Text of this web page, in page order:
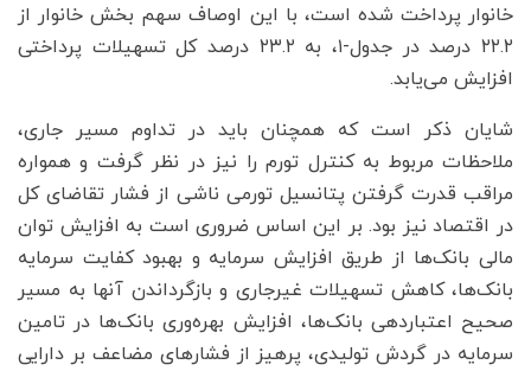
خانوار پرداخت شده است، با این اوصاف سهم بخش خانوار از
۲۲.۲ درصد در جدول‌-۱، به ۲۳.۲ درصد کل تسهیلات پرداختی
افزایش می‌یابد.
شایان ذکر است که همچنان باید در تداوم مسیر جاری،
ملاحظات مربوط به کنترل تورم را نیز در نظر گرفت و همواره
مراقب قدرت گرفتن پتانسیل تورمی ناشی از فشار تقاضای کل
در اقتصاد نیز بود. بر این اساس ضروری است به افزایش توان
مالی بانک‌ها از طریق افزایش سرمایه و بهبود کفایت سرمایه
بانک‌ها، کاهش تسهیلات غیرجاری و بازگرداندن آنها به مسیر
صحیح اعتباردهی بانک‌ها، افزایش بهره‌وری بانک‌ها در تامین
سرمایه در گردش تولیدی، پرهیز از فشارهای مضاعف بر دارایی